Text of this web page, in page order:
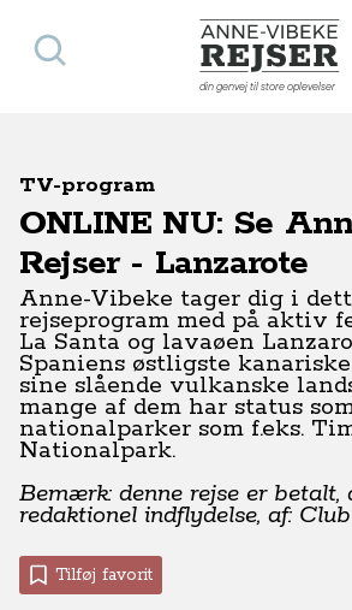
Anne-Vibeke
din genvej til store oplevelser
Søg
TV-program
ONLINE NU: Se
Rejser - Lanzarote
Anne-Vibeke tager dig i
rejseprogram med på aktiv
La Santa og lavaøen
Spaniens østligste
sine slående vulkanske
mange af dem har status
nationalparker som f.eks.
Nationalpark.
Bemærk: denne rejse er betalt,
redaktionel indflydelse, af:
Tilføj favorit